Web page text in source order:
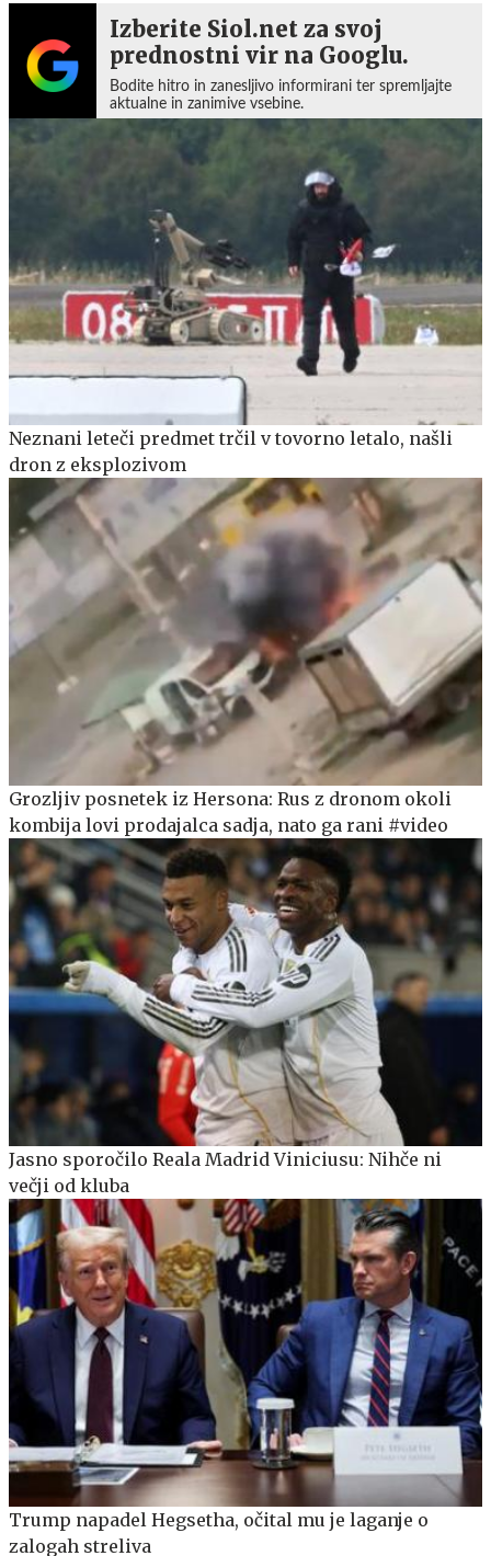
Izberite Siol.net za svoj
prednostni vir na Googlu.
Bodite hitro in zanesljivo informirani ter spremljajte
aktualne in zanimive vsebine.
Neznani leteči predmet trčil v tovorno letalo, našli
dron z eksplozivom
Grozljiv posnetek iz Hersona: Rus z dronom okoli
kombija lovi prodajalca sadja, nato ga rani #video
Jasno sporočilo Reala Madrid Viniciusu: Nihče ni
večji od kluba
Trump napadel Hegsetha, očital mu je laganje o
zalogah streliva